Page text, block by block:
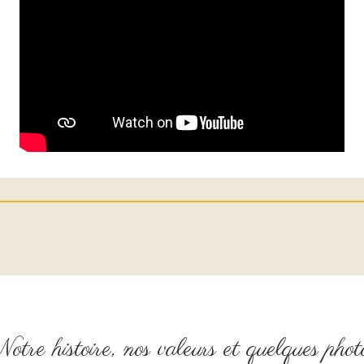
histoire, nos valeurs et quelques